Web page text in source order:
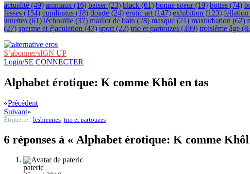
actualité (49) animaux (16) baiser(23) black (61) bonne soeur(19) bottes (74)
fesses (154) cunilingus (18) doigté (24) erotic art (147) exhibition (123) fellation
lunettes (61) léchouille (37) maillot de bain (28) masque (21) masturbation (62)
(27) sperme et éjaculation (43) sport (22) trio et partouzes (309) troisième âge
S’abonner/sIGN UP
Login/SE CONNECTER
Alphabet érotique: K comme Khôl en tas
«Précédent
Suivant»
Étiquette : lesbiennes trio et partouzes
6 réponses à « Alphabet érotique: K comme Khôl
pateric